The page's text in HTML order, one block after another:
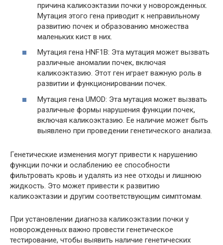
причина каликоэктазии почки у новорожденных.
Мутация этого гена приводит к неправильному
развитию почек и образованию множества
маленьких кист в них.
Мутация гена HNF1B: Эта мутация может вызвать
различные аномалии почек, включая
каликоэктазию. Этот ген играет важную роль в
развитии и функционировании почек.
Мутация гена UMOD: Эта мутация может вызвать
различные формы нарушения функции почек,
включая каликоэктазию. Ее наличие может быть
выявлено при проведении генетического анализа.
Генетические изменения могут привести к нарушению
функции почки и ослаблению ее способности
фильтровать кровь и удалять из нее отходы и лишнюю
жидкость. Это может привести к развитию
каликоэктазии и другим соответствующим симптомам.
При установлении диагноза каликоэктазии почки у
новорожденных важно провести генетическое
тестирование, чтобы выявить наличие генетических